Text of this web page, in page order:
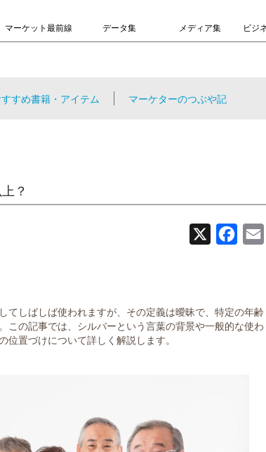
マーケット最前線 データ集 メディア集 ビジ
すめ書籍・アイテム マーケターのつぶや記
？
てしばしば使われますが、その定義は曖昧で、特定の年齢
この記事では、シルバーという言葉の背景や一般的な使わ
置づけについて詳しく解説します。